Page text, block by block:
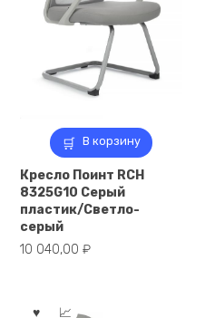
В корзину
Кресло Поинт RCH
8325G10 Серый
пластик/Светло-
серый
10 040,00 ₽